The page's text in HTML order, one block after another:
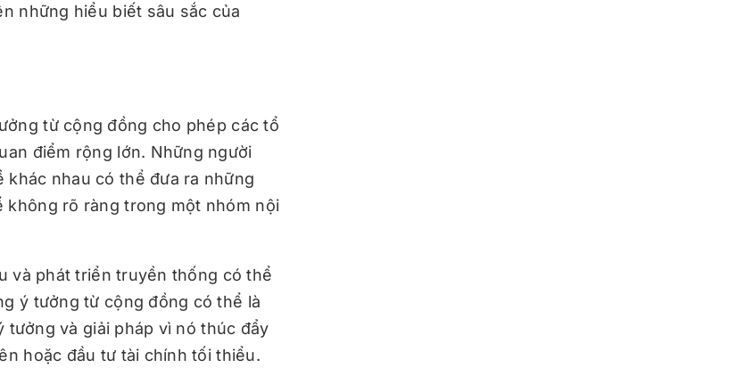
những hiểu biết sâu sắc của
từ cộng đồng cho phép các tổ
điểm rộng lớn. Những người
nhau có thể đưa ra những
không rõ ràng trong một nhóm nội
và phát triển truyền thống có thể
ý tưởng từ cộng đồng có thể là
và giải pháp vì nó thúc đẩy
hoặc đầu tư tài chính tối thiểu.